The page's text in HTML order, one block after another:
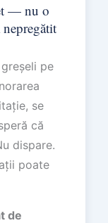
— nu o
pe
se
că
dispare.
poate
de